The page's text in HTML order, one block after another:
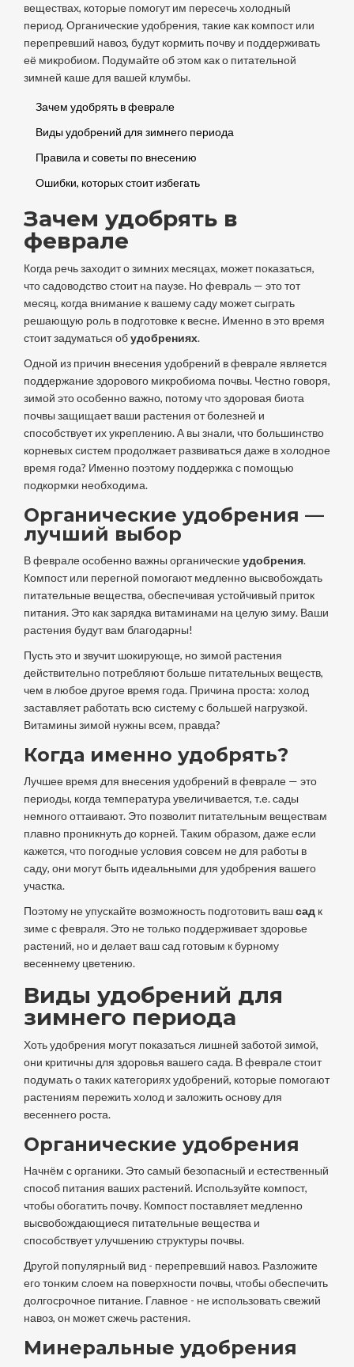
веществах, которые помогут им пересечь холодный
период. Органические удобрения, такие как компост или
перепревший навоз, будут кормить почву и поддерживать
её микробиом. Подумайте об этом как о питательной
зимней каше для вашей клумбы.
Зачем удобрять в феврале
Виды удобрений для зимнего периода
Правила и советы по внесению
Ошибки, которых стоит избегать
Зачем удобрять в
феврале
Когда речь заходит о зимних месяцах, может показаться,
что садоводство стоит на паузе. Но февраль — это тот
месяц, когда внимание к вашему саду может сыграть
решающую роль в подготовке к весне. Именно в это время
стоит задуматься обудобрениях.
Одной из причин внесения удобрений в феврале является
поддержание здорового микробиома почвы. Честно говоря,
зимой это особенно важно, потому что здоровая биота
почвы защищает ваши растения от болезней и
способствует их укреплению. А вы знали, что большинство
корневых систем продолжает развиваться даже в холодное
время года? Именно поэтому поддержка с помощью
подкормки необходима.
Органические удобрения —
лучший выбор
В феврале особенно важны органическиеудобрения.
Компост или перегной помогают медленно высвобождать
питательные вещества, обеспечивая устойчивый приток
питания. Это как зарядка витаминами на целую зиму. Ваши
растения будут вам благодарны!
Пусть это и звучит шокирующе, но зимой растения
действительно потребляют больше питательных веществ,
чем в любое другое время года. Причина проста: холод
заставляет работать всю систему с большей нагрузкой.
Витамины зимой нужны всем, правда?
Когда именно удобрять?
Лучшее время для внесения удобрений в феврале — это
периоды, когда температура увеличивается, т.е. сады
немного оттаивают. Это позволит питательным веществам
плавно проникнуть до корней. Таким образом, даже если
кажется, что погодные условия совсем не для работы в
саду, они могут быть идеальными для удобрения вашего
участка.
Поэтому не упускайте возможность подготовить вашсадк
зиме с февраля. Это не только поддерживает здоровье
растений, но и делает ваш сад готовым к бурному
весеннему цветению.
Виды удобрений для
зимнего периода
Хоть удобрения могут показаться лишней заботой зимой,
они критичны для здоровья вашего сада. В феврале стоит
подумать о таких категориях удобрений, которые помогают
растениям пережить холод и заложить основу для
весеннего роста.
Органические удобрения
Начнём с органики. Это самый безопасный и естественный
способ питания ваших растений. Используйте компост,
чтобы обогатить почву. Компост поставляет медленно
высвобождающиеся питательные вещества и
способствует улучшению структуры почвы.
Другой популярный вид - перепревший навоз. Разложите
его тонким слоем на поверхности почвы, чтобы обеспечить
долгосрочное питание. Главное - не использовать свежий
навоз, он может сжечь растения.
Минеральные удобрения